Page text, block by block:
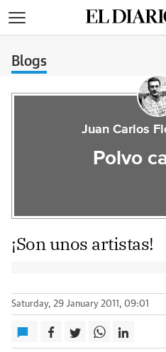
Blogs
Juan Carlos
Polvo
¡Son unos artistas!
Saturday, 29 January 2011, 09:01